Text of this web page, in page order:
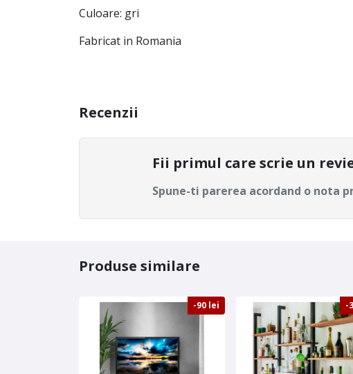
Culoare: gri
Fabricat in Romania
Recenzii
Fii primul care scrie un
Spune-ti parerea acordand o nota
Produse similare
-90 lei -